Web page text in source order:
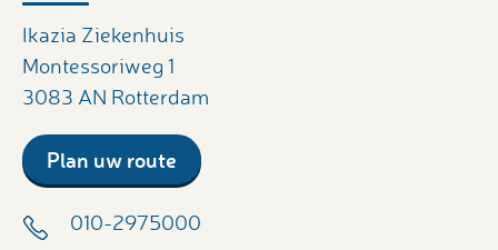
Ikazia Ziekenhuis
Montessoriweg 1
3083 AN Rotterdam
Plan uw route
010-2975000